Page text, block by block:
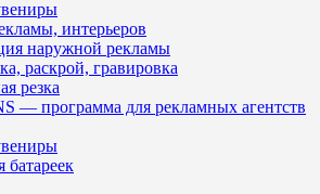
интерьеров
наружной рекламы
раскрой, гравировка
резка
— программа для рекламных агентств
батареек